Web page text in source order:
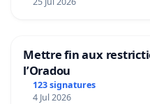
Mettre fin aux
l’Oradou
123 signatures
4 Jul 2026